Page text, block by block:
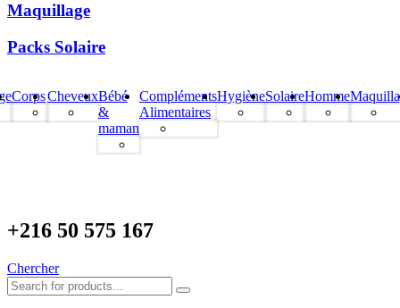
Maquillage
Packs Solaire
CorpsCheveuxBébé
&
maman
Compléments
Alimentaires
HygièneSolaireHomme
+216 50 575 167
Chercher